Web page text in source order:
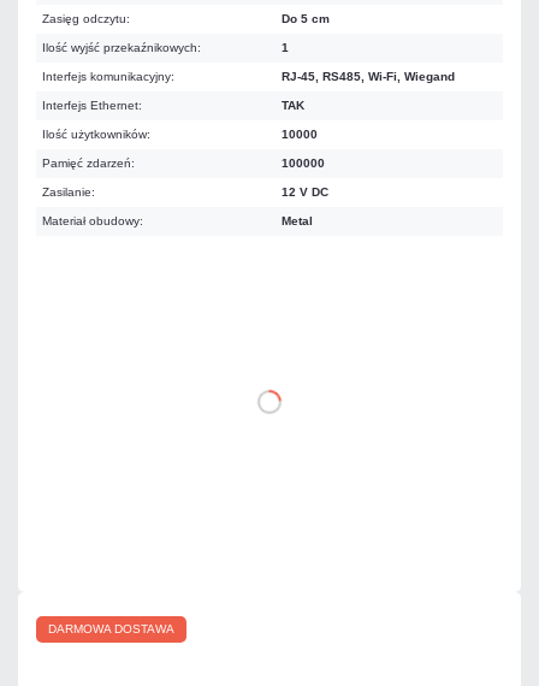
Zasięg odczytu: Do 5 cm
Ilość wyjść przekaźnikowych: 1
Interfejs komunikacyjny: RJ-45, RS485, Wi-Fi, Wiegand
Interfejs Ethernet: TAK
Ilość użytkowników: 10000
Pamięć zdarzeń: 100000
Zasilanie: 12 V DC
Materiał obudowy: Metal
DO KOSZYKA
DARMOWA DOSTAWA